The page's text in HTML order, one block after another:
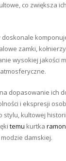
co zwiększa
zamki,
wysokiej jakości
dopasowanie ich
i ekspresji
kultowej
temu kurtka
damskiej.